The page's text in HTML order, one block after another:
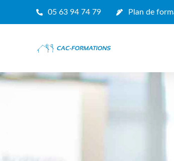
05 63 94 74 79 Plan de